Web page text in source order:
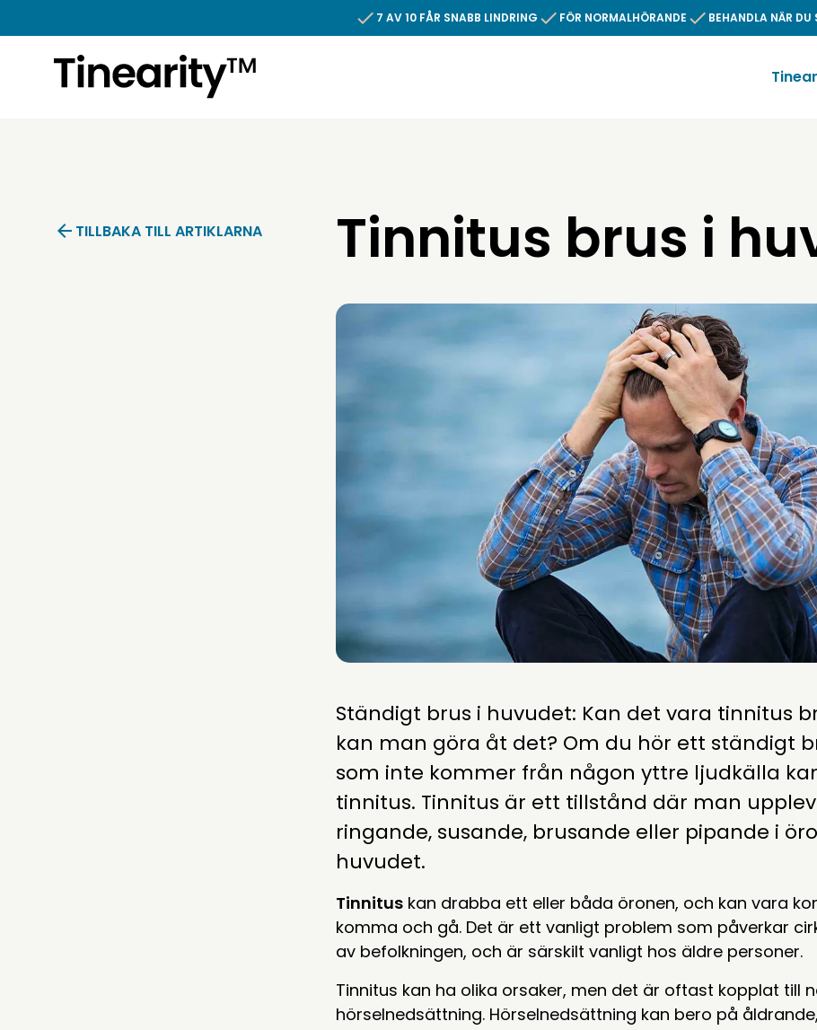
7 AV 10 FÅR SNABB LINDRING FÖR NORMALHÖRANDE BEHANDLA NÄR DU
TILLBAKA TILL ARTIKLARNA Tinnitus brus i
Ständigt brus i huvudet: Kan det vara tinnitus
kan man göra åt det? Om du hör ett ständigt
som inte kommer från någon yttre ljudkälla
tinnitus. Tinnitus är ett tillstånd där man
ringande, susande, brusande eller pipande i
huvudet.
Tinnituskan drabba ett eller båda öronen, och kan vara
komma och gå. Det är ett vanligt problem som påverkar
av befolkningen, och är särskilt vanligt hos äldre personer.
Tinnitus kan ha olika orsaker, men det är oftast kopplat till
hörselnedsättning. Hörselnedsättning kan bero på